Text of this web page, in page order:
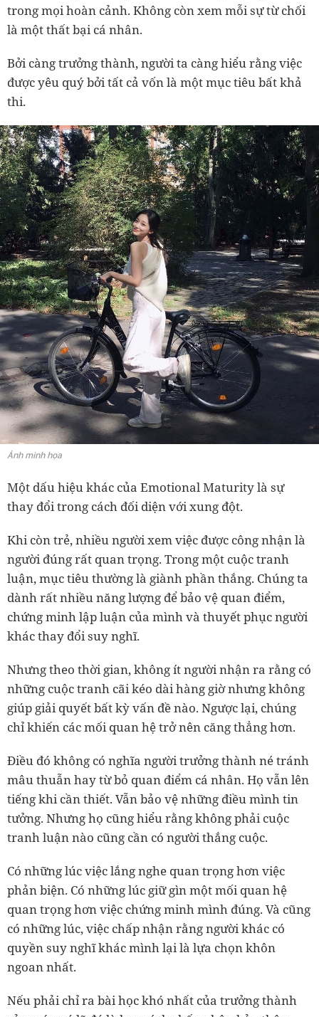
trong mọi hoàn cảnh. Không còn xem mỗi sự từ chối
là một thất bại cá nhân.
Bởi càng trưởng thành, người ta càng hiểu rằng việc
được yêu quý bởi tất cả vốn là một mục tiêu bất khả
thi.
Ảnh minh họa
Một dấu hiệu khác của Emotional Maturity là sự
thay đổi trong cách đối diện với xung đột.
Khi còn trẻ, nhiều người xem việc được công nhận là
người đúng rất quan trọng. Trong một cuộc tranh
luận, mục tiêu thường là giành phần thắng. Chúng ta
dành rất nhiều năng lượng để bảo vệ quan điểm,
chứng minh lập luận của mình và thuyết phục người
khác thay đổi suy nghĩ.
Nhưng theo thời gian, không ít người nhận ra rằng có
những cuộc tranh cãi kéo dài hàng giờ nhưng không
giúp giải quyết bất kỳ vấn đề nào. Ngược lại, chúng
chỉ khiến các mối quan hệ trở nên căng thẳng hơn.
Điều đó không có nghĩa người trưởng thành né tránh
mâu thuẫn hay từ bỏ quan điểm cá nhân. Họ vẫn lên
tiếng khi cần thiết. Vẫn bảo vệ những điều mình tin
tưởng. Nhưng họ cũng hiểu rằng không phải cuộc
tranh luận nào cũng cần có người thắng cuộc.
Có những lúc việc lắng nghe quan trọng hơn việc
phản biện. Có những lúc giữ gìn một mối quan hệ
quan trọng hơn việc chứng minh mình đúng. Và cũng
có những lúc, việc chấp nhận rằng người khác có
quyền suy nghĩ khác mình lại là lựa chọn khôn
ngoan nhất.
Nếu phải chỉ ra bài học khó nhất của trưởng thành